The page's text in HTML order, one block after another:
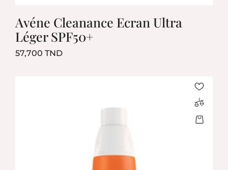
Avéne Cleanance Ecran Ultra
Léger SPF50+
57,700 TNDPrix